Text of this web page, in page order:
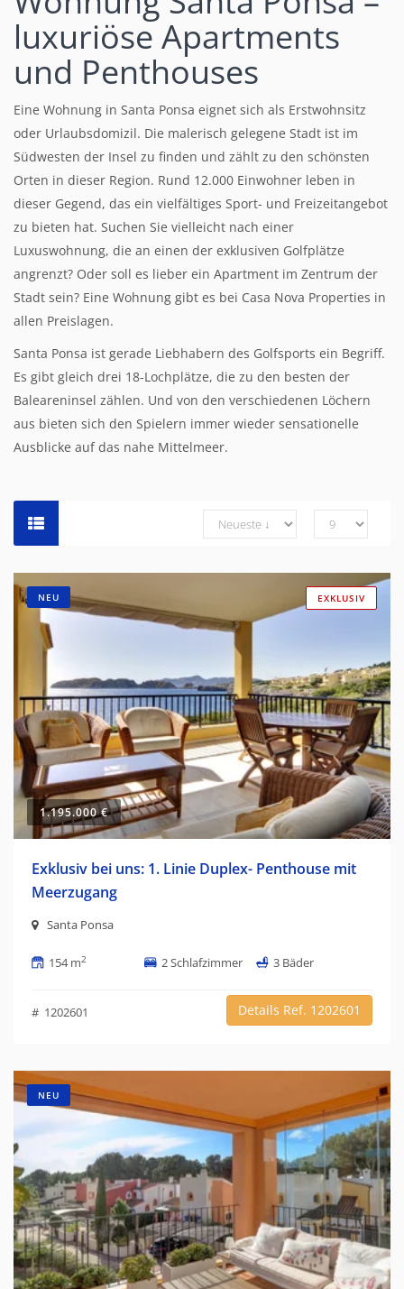
luxuriöse Apartments
und Penthouses
Eine Wohnung in Santa Ponsa eignet sich als Erstwohnsitz
oder Urlaubsdomizil. Die malerisch gelegene Stadt ist im
Südwesten der Insel zu finden und zählt zu den schönsten
Orten in dieser Region. Rund 12.000 Einwohner leben in
dieser Gegend, das ein vielfältiges Sport- und Freizeitangebot
zu bieten hat. Suchen Sie vielleicht nach einer
Luxuswohnung, die an einen der exklusiven Golfplätze
angrenzt? Oder soll es lieber ein Apartment im Zentrum der
Stadt sein? Eine Wohnung gibt es bei Casa Nova Properties in
allen Preislagen.
Santa Ponsa ist gerade Liebhabern des Golfsports ein Begriff.
Es gibt gleich drei 18-Lochplätze, die zu den besten der
Baleareninsel zählen. Und von den verschiedenen Löchern
aus bieten sich den Spielern immer wieder sensationelle
Ausblicke auf das nahe Mittelmeer.
EXKLUSIV
NEU
1.195.000 €
Exklusiv bei uns: 1. Linie Duplex- Penthouse mit
Meerzugang
Santa Ponsa
154 m2 2 Schlafzimmer 3 Bäder
# 1202601 Details Ref. 1202601
NEU